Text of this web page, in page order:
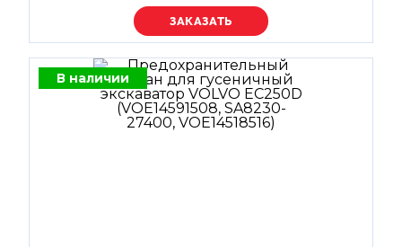
Уточняйте цену
В наличии